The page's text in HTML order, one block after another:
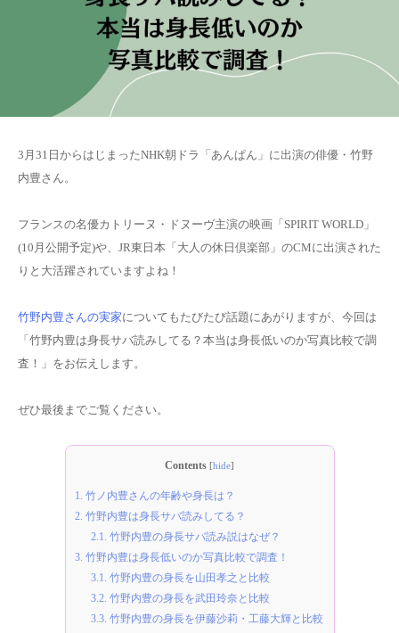
3月31日からはじまったNHK朝ドラ「あんぱん」に出演の俳優・竹野
内豊さん。
フランスの名優カトリーヌ・ドヌーヴ主演の映画「SPIRIT WORLD」
(10月公開予定)や、JR東日本「大人の休日倶楽部」のCMに出演された
りと大活躍されていますよね！
竹野内豊さんの実家についてもたびたび話題にあがりますが、今回は
「竹野内豊は身長サバ読みしてる？本当は身長低いのか写真比較で調
査！」をお伝えします。
ぜひ最後までご覧ください。
Contents [hide]
1. 竹ノ内豊さんの年齢や身長は？
2. 竹野内豊は身長サバ読みしてる？
2.1. 竹野内豊の身長サバ読み説はなぜ？
3. 竹野内豊は身長低いのか写真比較で調査！
3.1. 竹野内豊の身長を山田孝之と比較
3.2. 竹野内豊の身長を武田玲奈と比較
3.3. 竹野内豊の身長を伊藤沙莉・工藤大輝と比較